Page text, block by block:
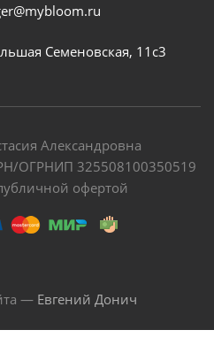
Семеновская, 11с3
Александровна
ОГРНИП 325508100350519
офертой
— Евгений Донич